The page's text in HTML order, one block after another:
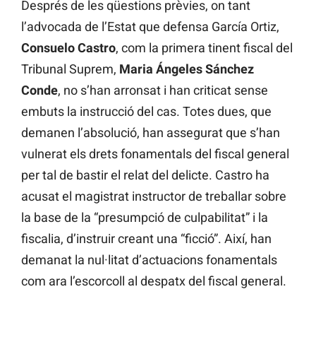
Després de les qüestions prèvies, on tant
l’advocada de l’Estat que defensa García Ortiz,
Consuelo Castro, com la primera tinent fiscal del
Tribunal Suprem, Maria Ángeles Sánchez
Conde, no s’han arronsat i han criticat sense
embuts la instrucció del cas. Totes dues, que
demanen l’absolució, han assegurat que s’han
vulnerat els drets fonamentals del fiscal general
per tal de bastir el relat del delicte. Castro ha
acusat el magistrat instructor de treballar sobre
la base de la “presumpció de culpabilitat” i la
fiscalia, d’instruir creant una “ficció”. Així, han
demanat la nul·litat d’actuacions fonamentals
com ara l’escorcoll al despatx del fiscal general.